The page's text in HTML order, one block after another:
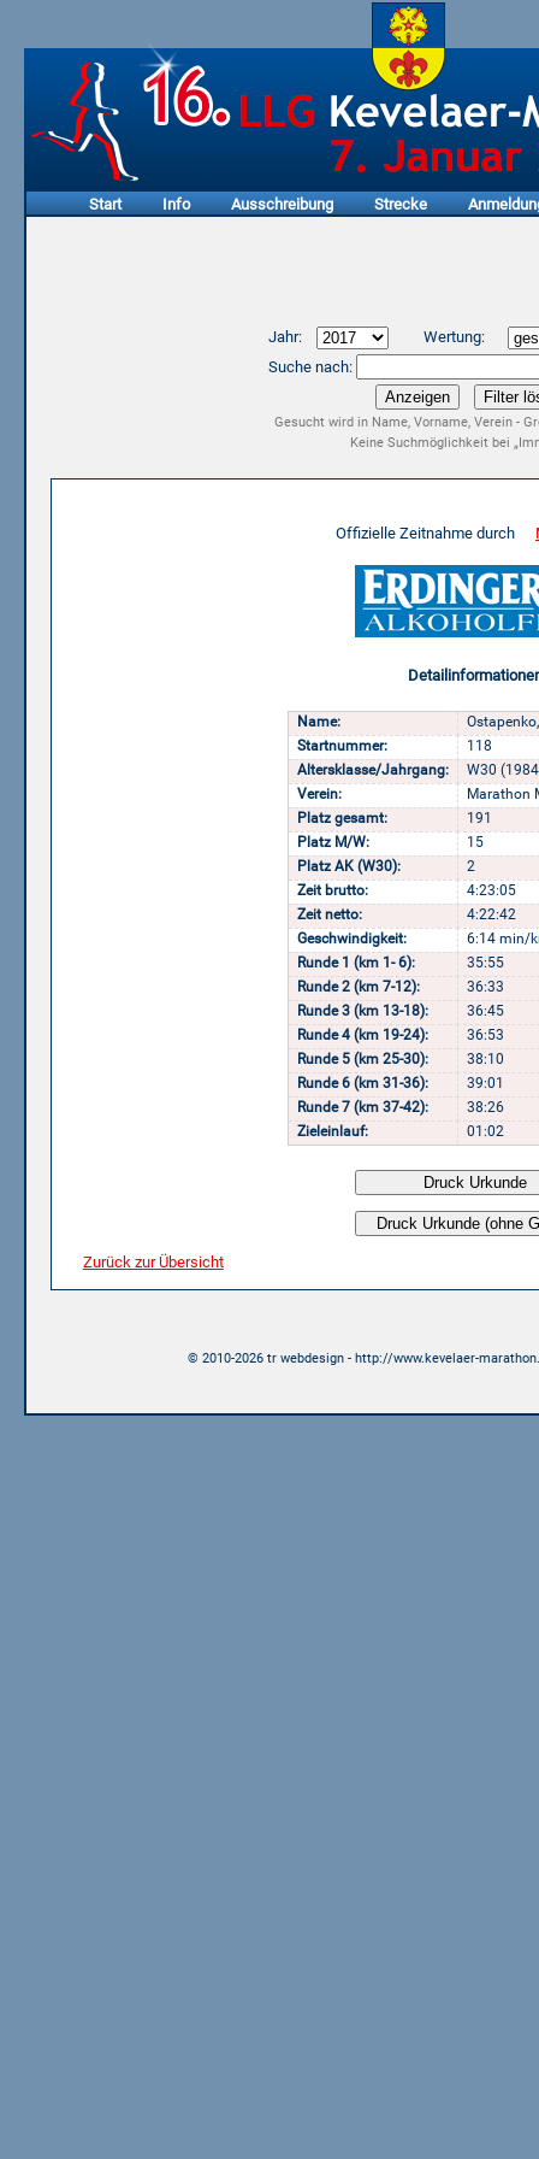
Start Info Ausschreibung Strecke
Jahr:
Wertung:
Suche nach:
Gesucht wird in Name, Vorname, Verein -
Keine Suchmöglichkeit bei
Offizielle Zeitnahme durch
Name:
Startnummer:
118
Altersklasse/Jahrgang:
W30
Verein:
Marathon
Platz gesamt:
191
Platz M/W:
15
Platz AK (W30):
2
Zeit brutto:
4:23:05
Zeit netto:
4:22:42
Geschwindigkeit:
6:14 min/
Runde 1 (km 1- 6):
35:55
Runde 2 (km 7-12):
36:33
Runde 3 (km 13-18):
36:45
Runde 4 (km 19-24):
36:53
Runde 5 (km 25-30):
38:10
Runde 6 (km 31-36):
39:01
Runde 7 (km 37-42):
38:26
Zieleinlauf:
01:02
Zurück zur Übersicht
© 2010-2026 tr webdesign - http://www.kevelaer-